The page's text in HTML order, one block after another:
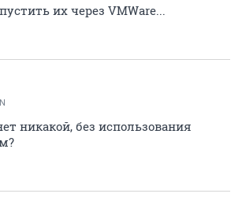
их через VMWare...
никакой, без использования